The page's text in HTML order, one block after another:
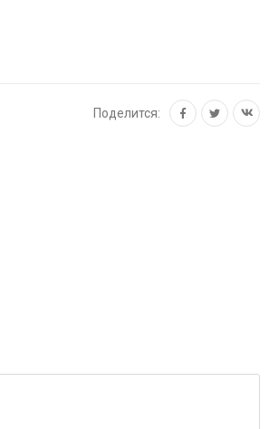
Поделится: